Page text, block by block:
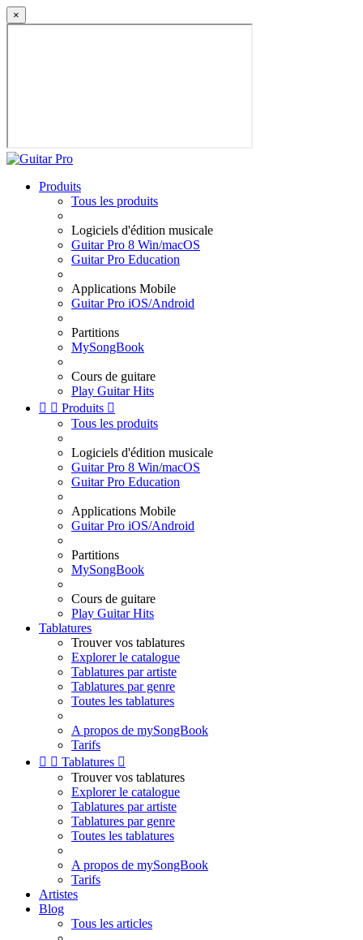
×
Produits
Tous les produits
Logiciels d'édition musicale
Guitar Pro 8 Win/macOS
Guitar Pro Education
Applications Mobile
Guitar Pro iOS/Android
Partitions
MySongBook
Cours de guitare
Play Guitar Hits
  Produits 
Tous les produits
Logiciels d'édition musicale
Guitar Pro 8 Win/macOS
Guitar Pro Education
Applications Mobile
Guitar Pro iOS/Android
Partitions
MySongBook
Cours de guitare
Play Guitar Hits
Tablatures
Trouver vos tablatures
Explorer le catalogue
Tablatures par artiste
Tablatures par genre
Toutes les tablatures
A propos de mySongBook
Tarifs
  Tablatures 
Trouver vos tablatures
Explorer le catalogue
Tablatures par artiste
Tablatures par genre
Toutes les tablatures
A propos de mySongBook
Tarifs
Artistes
Blog
Tous les articles